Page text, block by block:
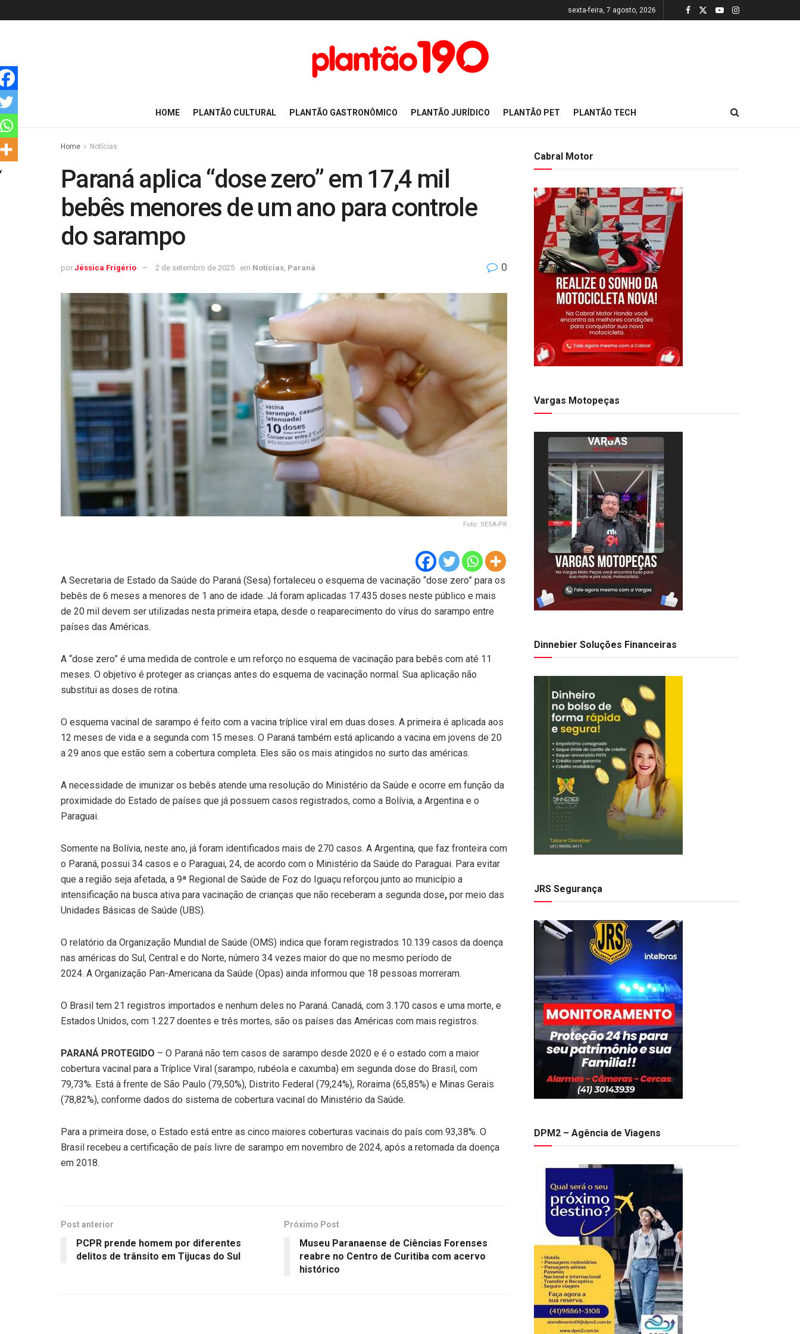
sexta-feira, 7 agosto, 2026
HOME PLANTÃO CULTURAL PLANTÃO GASTRONÔMICO PLANTÃO JURÍDICO PLANTÃO PET PLANTÃO TECH
Home Notícias
Paraná aplica “dose zero” em 17,4 mil
bebês menores de um ano para controle
do sarampo
por Jéssica Frigério 2 de setembro de 2025 em Notícias Paraná 0
Foto: SESA-PR
A Secretaria de Estado da Saúde do Paraná (Sesa) fortaleceu o esquema de vacinação “dose zero” para os
bebês de 6 meses a menores de 1 ano de idade. Já foram aplicadas 17.435 doses neste público e mais
de 20 mil devem ser utilizadas nesta primeira etapa, desde o reaparecimento do vírus do sarampo entre
países das Américas.
A “dose zero” é uma medida de controle e um reforço no esquema de vacinação para bebês com até 11
meses. O objetivo é proteger as crianças antes do esquema de vacinação normal. Sua aplicação não
substitui as doses de rotina.
O esquema vacinal de sarampo é feito com a vacina tríplice viral em duas doses. A primeira é aplicada aos
12 meses de vida e a segunda com 15 meses. O Paraná também está aplicando a vacina em jovens de 20
a 29 anos que estão sem a cobertura completa. Eles são os mais atingidos no surto das américas.
A necessidade de imunizar os bebês atende uma resolução do Ministério da Saúde e ocorre em função da
proximidade do Estado de países que já possuem casos registrados, como a Bolívia, a Argentina e o
Paraguai.
Somente na Bolívia, neste ano, já foram identificados mais de 270 casos. A Argentina, que faz fronteira com
o Paraná, possui 34 casos e o Paraguai, 24, de acordo com o Ministério da Saúde do Paraguai. Para evitar
que a região seja afetada, a 9ª Regional de Saúde de Foz do Iguaçu reforçou junto ao município a
intensificação na busca ativa para vacinação de crianças que não receberam a segunda dose, por meio das
Unidades Básicas de Saúde (UBS).
O relatório da Organização Mundial de Saúde (OMS) indica que foram registrados 10.139 casos da doença
nas américas do Sul, Central e do Norte, número 34 vezes maior do que no mesmo período de
2024. A Organização Pan-Americana da Saúde (Opas) ainda informou que 18 pessoas morreram.
O Brasil tem 21 registros importados e nenhum deles no Paraná. Canadá, com 3.170 casos e uma morte, e
Estados Unidos, com 1.227 doentes e três mortes, são os países das Américas com mais registros.
PARANÁ PROTEGIDO – O Paraná não tem casos de sarampo desde 2020 e é o estado com a maior
cobertura vacinal para a Tríplice Viral (sarampo, rubéola e caxumba) em segunda dose do Brasil, com
79,73%. Está à frente de São Paulo (79,50%), Distrito Federal (79,24%), Roraima (65,85%) e Minas Gerais
(78,82%), conforme dados do sistema de cobertura vacinal do Ministério da Saúde.
Para a primeira dose, o Estado está entre as cinco maiores coberturas vacinais do país com 93,38%. O
Brasil recebeu a certificação de país livre de sarampo em novembro de 2024, após a retomada da doença
em 2018.
Post anterior
PCPR prende homem por diferentes
delitos de trânsito em Tijucas do Sul
Próximo Post
Museu Paranaense de Ciências Forenses
reabre no Centro de Curitiba com acervo
histórico
Cabral Motor
Vargas Motopeças
Dinnebier Soluções Financeiras
JRS Segurança
DPM2 – Agência de Viagens